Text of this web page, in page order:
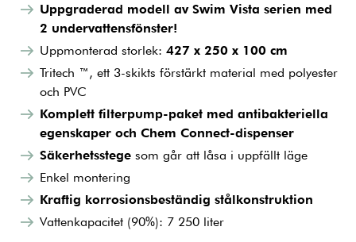
Uppgraderad modell av Swim Vista serien med
2 undervattensfönster!
Uppmonterad storlek: 427 x 250 x 100 cm
Tritech ™, ett 3-skikts förstärkt material med polyester
och PVC
Komplett filterpump-paket med antibakteriella
egenskaper och Chem Connect-dispenser
Säkerhetsstegesom går att låsa i uppfällt läge
Enkel montering
Kraftig korrosionsbeständig stålkonstruktion
Vattenkapacitet (90%): 7 250 liter